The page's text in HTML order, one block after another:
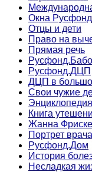
Окна
Отцы и дети
Право на
Прямая речь
Русфонд.ДЦП
ДЦП в
Свои чужие
Книга
Жанна Фриске
Портрет врача
Русфонд.Дом
История
Несладкая